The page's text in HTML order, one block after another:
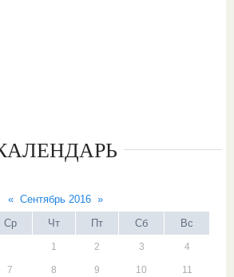
« Сентябрь 2016 »
Ср Чт Пт Сб Вс
1 2 3 4
7 8 9 10 11